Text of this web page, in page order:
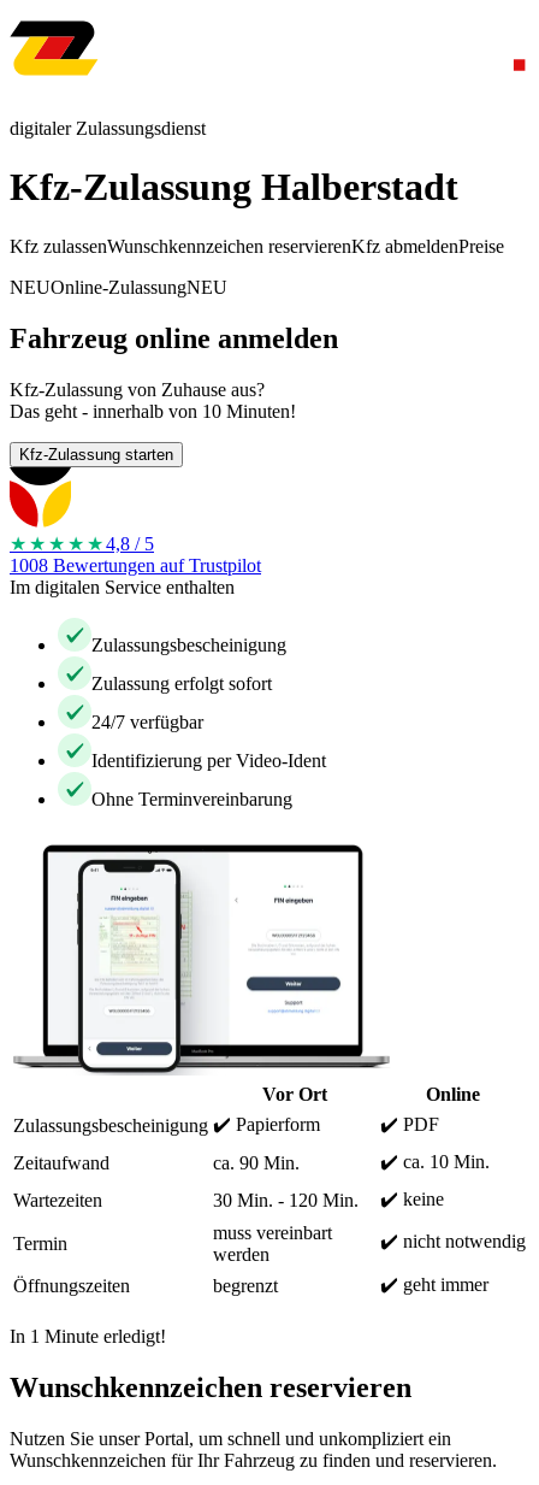
digitaler Zulassungsdienst
Kfz-Zulassung Halberstadt
Kfz zulassenWunschkennzeichen reservierenKfz abmeldenPreise
NEUOnline-ZulassungNEU
Fahrzeug online anmelden
Kfz-Zulassung von Zuhause aus?
Das geht - innerhalb von 10 Minuten!
Kfz-Zulassung starten
★★★★ ★4,8 / 5
1008 Bewertungen auf Trustpilot
Im digitalen Service enthalten
Zulassungsbescheinigung
Zulassung erfolgt sofort
24/7 verfügbar
Identifizierung per Video-Ident
Ohne Terminvereinbarung
Vor Ort
Online
Zulassungsbescheinigung ✔️ Papierform
✔️ PDF
Zeitaufwand
ca. 90 Min.
✔️ ca. 10 Min.
Wartezeiten
30 Min. - 120 Min. ✔️ keine
Termin
muss vereinbart
werden
✔️ nicht notwendig
Öffnungszeiten begrenzt ✔️ geht immer
In 1 Minute erledigt!
Wunschkennzeichen reservieren
Nutzen Sie unser Portal, um schnell und unkompliziert ein
Wunschkennzeichen für Ihr Fahrzeug zu finden und reservieren.